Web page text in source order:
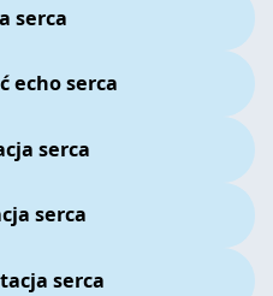
serca
echo serca
serca
serca
serca